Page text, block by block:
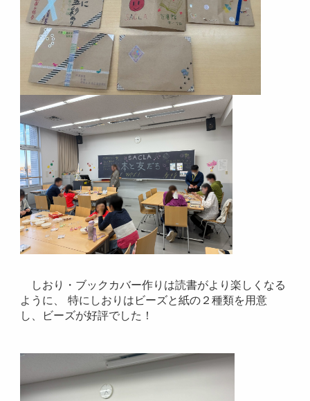
しおり・ブックカバー作りは読書がより楽しくなる
ように、 特にしおりはビーズと紙の２種類を用意
し、ビーズが好評でした！